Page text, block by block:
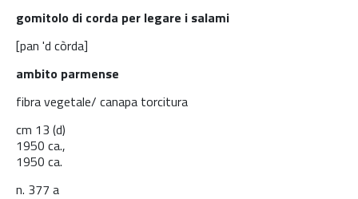
gomitolo di corda per legare i salami
[pan 'd còrda]
ambito parmense
fibra vegetale/ canapa torcitura
cm 13 (d)
1950 ca.,
1950 ca.
n. 377 a